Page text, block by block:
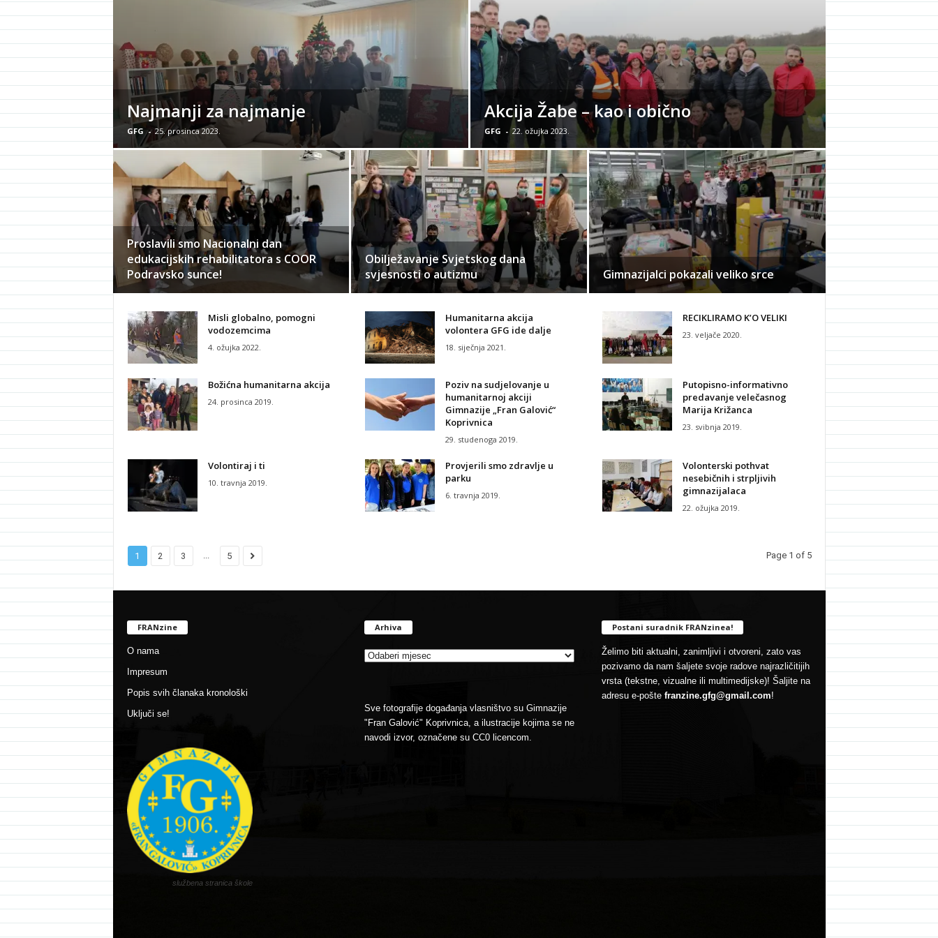
Najmanji za najmanje
GFG - 25. prosinca 2023.
Akcija Žabe – kao i obično
GFG - 22. ožujka 2023.
Proslavili smo Nacionalni dan
edukacijskih rehabilitatora s COOR
Podravsko sunce!
Obilježavanje Svjetskog dana
svjesnosti o autizmu
Gimnazijalci pokazali veliko srce
Misli globalno, pomogni
vodozemcima
4. ožujka 2022.
Humanitarna akcija
volontera GFG ide dalje
18. siječnja 2021.
RECIKLIRAMO K’O VELIKI
23. veljače 2020.
Božićna humanitarna akcija
24. prosinca 2019.
Poziv na sudjelovanje u
humanitarnoj akciji
Gimnazije „Fran Galović“
Koprivnica
29. studenoga 2019.
Putopisno-informativno
predavanje velečasnog
Marija Križanca
23. svibnja 2019.
Volontiraj i ti
10. travnja 2019.
Provjerili smo zdravlje u
parku
6. travnja 2019.
Volonterski pothvat
nesebičnih i strpljivih
gimnazijalaca
22. ožujka 2019.
1 2 3 ... 5 Page 1 of 5
FRANzine
O nama
Impresum
Popis svih članaka kronološki
Uključi se!
službena stranica škole
Arhiva
Sve fotografije događanja vlasništvo su Gimnazije
"Fran Galović" Koprivnica, a ilustracije kojima se ne
navodi izvor, označene su CC0 licencom.
Postani suradnik FRANzinea!
Želimo biti aktualni, zanimljivi i otvoreni, zato vas
pozivamo da nam šaljete svoje radove najrazličitijih
vrsta (tekstne, vizualne ili multimedijske)! Šaljite na
adresu e-pošte franzine.gfg@gmail.com!